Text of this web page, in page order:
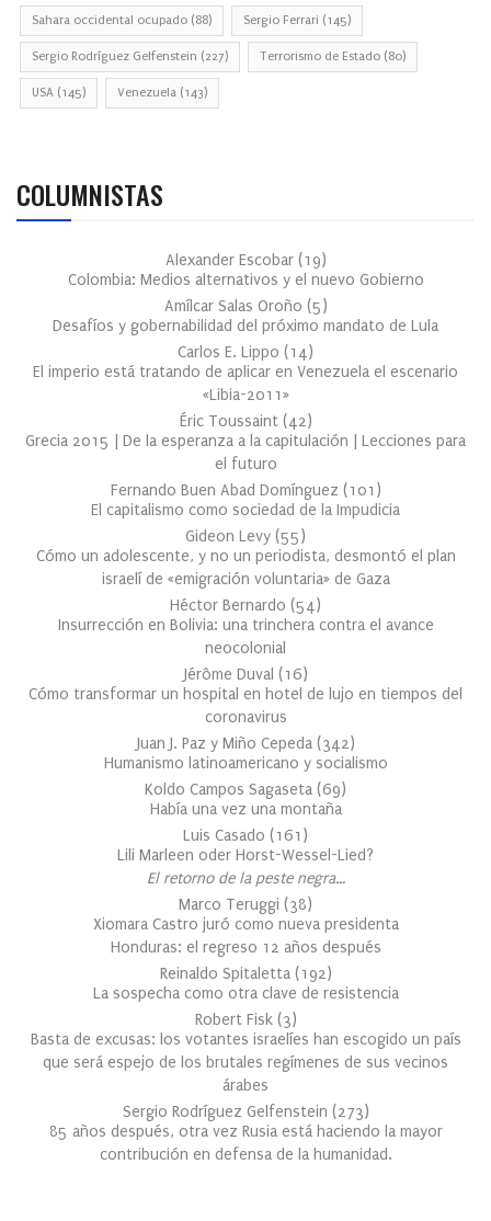
Sahara occidental ocupado (88) Sergio Ferrari (145)
Sergio Rodríguez Gelfenstein (227) Terrorismo de Estado (80)
USA (145) Venezuela (143)
COLUMNISTAS
Alexander Escobar (19)
Colombia: Medios alternativos y el nuevo Gobierno
Amílcar Salas Oroño (5)
Desafíos y gobernabilidad del próximo mandato de Lula
Carlos E. Lippo (14)
El imperio está tratando de aplicar en Venezuela el escenario
«Libia-2011»
Éric Toussaint (42)
Grecia 2015 | De la esperanza a la capitulación | Lecciones para
el futuro
Fernando Buen Abad Domínguez (101 )
El capitalismo como sociedad de la Impudicia
Gideon Levy (55)
Cómo un adolescente, y no un periodista, desmontó el plan
israelí de «emigración voluntaria» de Gaza
Héctor Bernardo (54)
Insurrección en Bolivia: una trinchera contra el avance
neocolonial
Jérôme Duval (16)
Cómo transformar un hospital en hotel de lujo en tiempos del
coronavirus
Juan J. Paz y Miño Cepeda (342)
Humanismo latinoamericano y socialismo
Koldo Campos Sagaseta (69)
Había una vez una montaña
Luis Casado (161 )
Lili Marleen oder Horst-Wessel-Lied?
El retorno de la peste negra…
Marco Teruggi (38)
Xiomara Castro juró como nueva presidenta
Honduras: el regreso 12 años después
Reinaldo Spitaletta (192)
La sospecha como otra clave de resistencia
Robert Fisk (3)
Basta de excusas: los votantes israelíes han escogido un país
que será espejo de los brutales regímenes de sus vecinos
árabes
Sergio Rodríguez Gelfenstein (273)
85 años después, otra vez Rusia está haciendo la mayor
contribución en defensa de la humanidad.